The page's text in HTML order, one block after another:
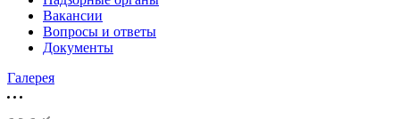
Вакансии
Вопросы и ответы
Документы
Галерея